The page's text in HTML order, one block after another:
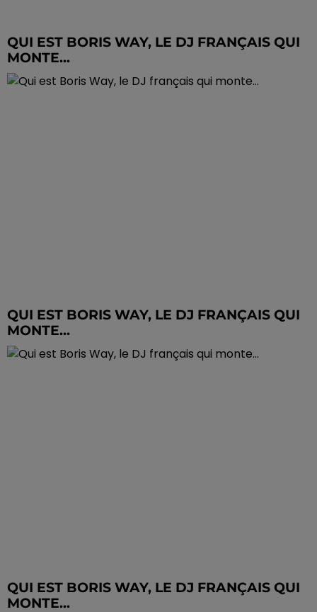
QUI EST BORIS WAY, LE DJ FRANÇAIS QUI
MONTE...
QUI EST BORIS WAY, LE DJ FRANÇAIS QUI
MONTE...
QUI EST BORIS WAY, LE DJ FRANÇAIS QUI
MONTE...